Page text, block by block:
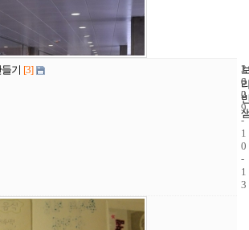
기 [3]
1
6
2
2
0
0
9
-
1
0
-
1
3